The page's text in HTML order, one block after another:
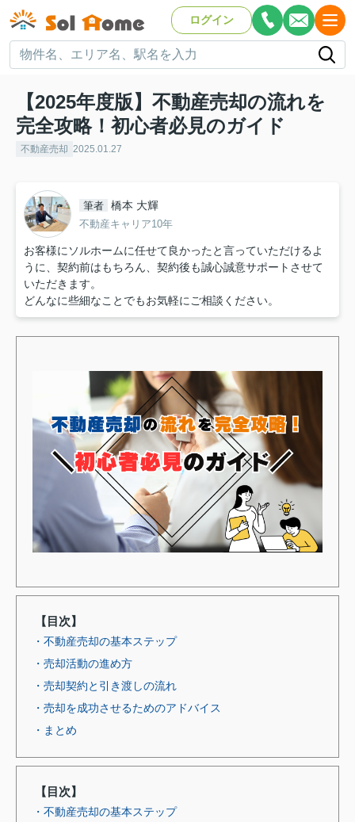
ログイン
【2025年度版】不動産売却の流れを
完全攻略！初心者必見のガイド
不動産売却 2025.01.27
筆者 橋本 大輝
不動産キャリア10年
お客様にソルホームに任せて良かったと言っていただけるよ
うに、契約前はもちろん、契約後も誠心誠意サポートさせて
いただきます。
どんなに些細なことでもお気軽にご相談ください。
【目次】
・不動産売却の基本ステップ
・売却活動の進め方
・売却契約と引き渡しの流れ
・売却を成功させるためのアドバイス
・まとめ
【目次】
・不動産売却の基本ステップ